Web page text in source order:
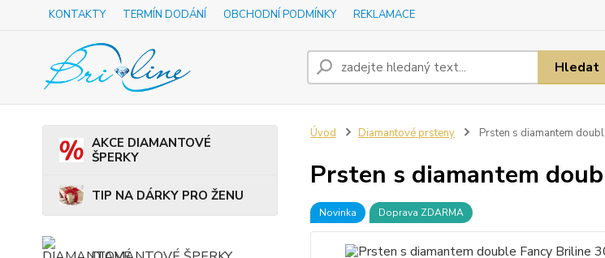
KONTAKTY TERMÍN DODÁNÍ OBCHODNÍ PODMÍNKY REKLAMACE
Hledat
AKCE DIAMANTOVÉ
ŠPERKY
TIP NA DÁRKY PRO ŽENU
Úvod Diamantové prsteny Prsten s diamantem
Prsten s diamantem
Novinka Doprava ZDARMA